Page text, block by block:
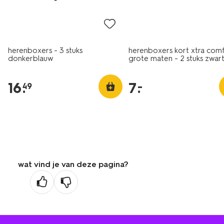
herenboxers - 3 stuks
donkerblauw
16.
49
herenboxers kort xtra
grote maten - 2 stuks
7.
–
wat vind je van deze pagina?